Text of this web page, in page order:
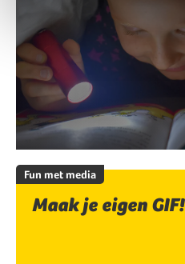
Fun met media
Maak je eigen GIF!